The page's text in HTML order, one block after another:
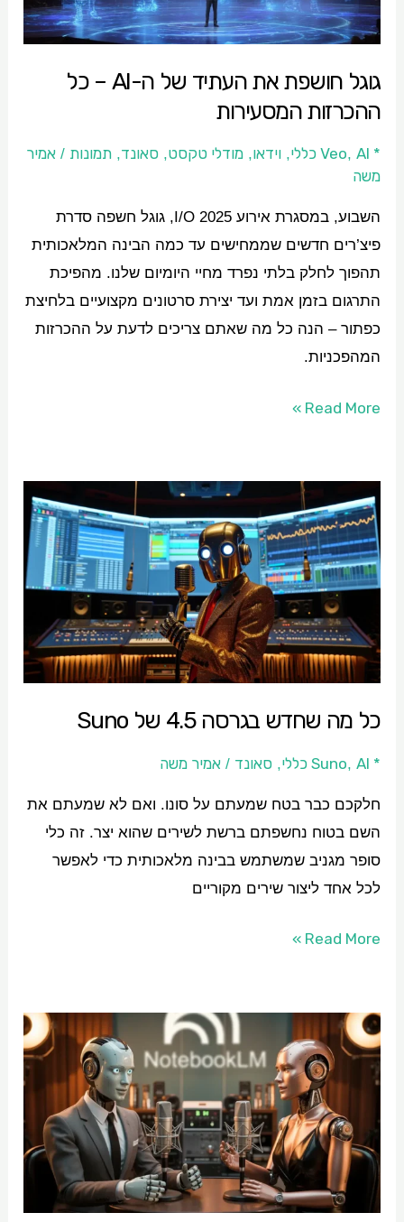
גוגל חושפת את העתיד של ה-AI – כל
ההכרזות המסעירות
* Veo
, AI כללי ,וידאו,מודלי טקסט,סאונד,תמונות /אמיר
משה
השבוע, במסגרת אירוע I/O 2025, גוגל חשפה סדרת
פיצ’רים חדשים שממחישים עד כמה הבינה המלאכותית
תהפוך לחלק בלתי נפרד מחיי היומיום שלנו. מהפיכת
התרגום בזמן אמת ועד יצירת סרטונים מקצועיים בלחיצת
כפתור – הנה כל מה שאתם צריכים לדעת על ההכרזות
המהפכניות.
AI
כל
ההכרזות
Read More »
כל מה שחדש בגרסה 4.5 של Suno
* Suno
, AI כללי ,סאונד /אמיר משה
חלקכם כבר בטח שמעתם על סונו. ואם לא שמעתם את
השם בטוח נחשפתם ברשת לשירים שהוא יצר. זה כלי
סופר מגניב שמשתמש בבינה מלאכותית כדי לאפשר
לכל אחד ליצור שירים מקוריים
כל
מה
שחדש
בגרסה
של
Suno
Read More »
פיצ’ר
הפודקאסטים
של
NotebookLM
–
עכשיו
גם